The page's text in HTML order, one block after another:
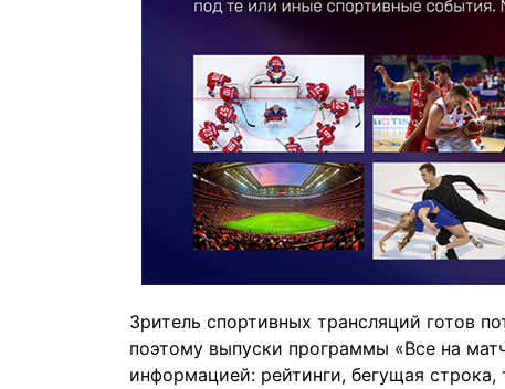
Зритель спортивных трансляций готов
поэтому выпуски программы «Все на
информацией: рейтинги, бегущая